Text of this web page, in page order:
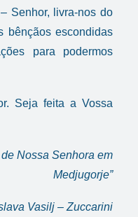
– Senhor, livra-nos do
bênçãos escondidas
para podermos
Seja feita a Vossa
Nossa Senhora em
Medjugorje”
Vasilj – Zuccarini